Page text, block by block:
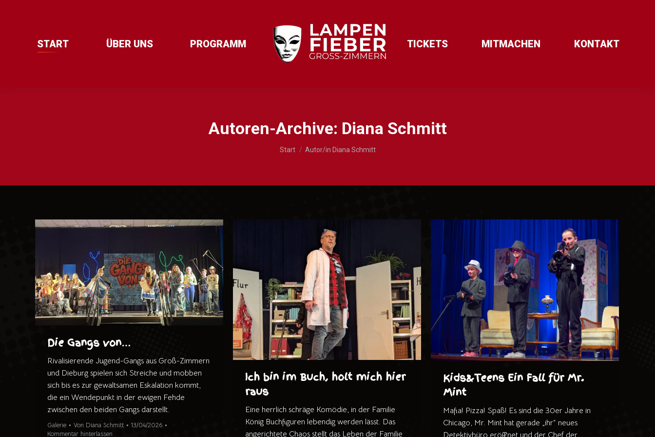
START ÜBER UNS PROGRAMM TICKETS MITMACHEN KONTAKT
Autoren-Archive: Diana Schmitt
Sie befinden sich hier:
Start Autor/in Diana Schmitt
Die Gangs von…
Rivalisierende Jugend-Gangs aus Groß-Zimmern
und Dieburg spielen sich Streiche und mobben
sich bis es zur gewaltsamen Eskalation kommt,
die ein Wendepunkt in der ewigen Fehde
zwischen den beiden Gangs darstellt.
Galerie Von Diana Schmitt
13/04/2026
Kommentar hinterlassen
Ich bin im Buch, holt mich hier
raus
Eine herrlich schräge Komödie, in der Familie
König Buchfiguren lebendig werden lässt. Das
angerichtete Chaos stellt das Leben der Familie
Kids&Teens Ein Fall für Mr.
Mint
Mafia! Pizza! Spaß! Es sind die 30er Jahre in
Chicago, Mr. Mint hat gerade „ihr“ neues
Detektivbüro eröffnet und der Chef der